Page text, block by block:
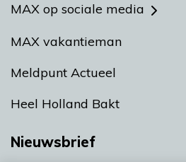
MAX op sociale media
MAX vakantieman
Meldpunt Actueel
Heel Holland Bakt
Nieuwsbrief